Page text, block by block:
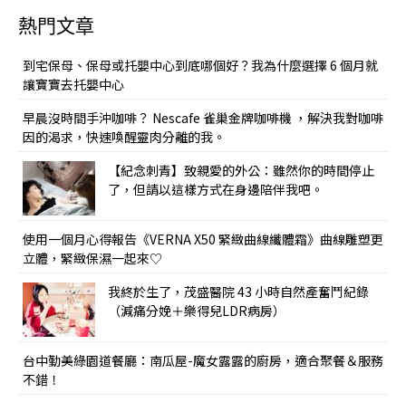
熱門文章
到宅保母、保母或托嬰中心到底哪個好？我為什麼選擇 6 個月就
讓寶寶去托嬰中心
早晨沒時間手沖咖啡？ Nescafe 雀巢金牌咖啡機 ，解決我對咖啡
因的渴求，快速喚醒靈肉分離的我。
【紀念刺青】致親愛的外公：雖然你的時間停止
了，但請以這樣方式在身邊陪伴我吧。
使用一個月心得報告《VERNA X50 緊緻曲線纖體霜》曲線雕塑更
立體，緊緻保濕一起來♡
我終於生了，茂盛醫院 43 小時自然產奮鬥紀錄
（減痛分娩＋樂得兒LDR病房）
台中勤美綠園道餐廳：南瓜屋-魔女露露的廚房，適合聚餐＆服務
不錯！